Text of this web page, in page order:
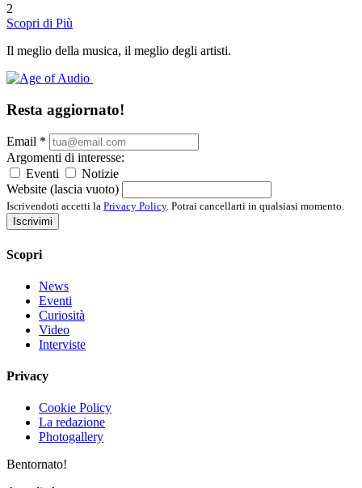
2
Scopri di Più
Il meglio della musica, il meglio degli artisti.
Resta aggiornato!
Email *
Argomenti di interesse:
Eventi
Notizie
Website (lascia vuoto)
Iscrivendoti accetti la Privacy Policy. Potrai cancellarti in qualsiasi momento.
Iscrivimi
Scopri
News
Eventi
Curiosità
Video
Interviste
Privacy
Cookie Policy
La redazione
Photogallery
Bentornato!